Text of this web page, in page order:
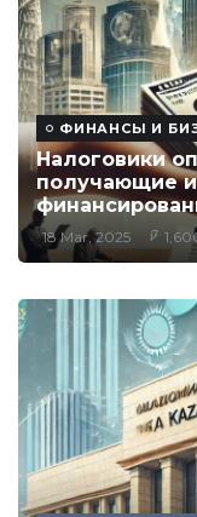
ФИНАНСЫ И
Налоговики
получающие
18 Mar, 2025